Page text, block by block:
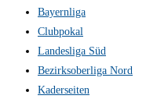
Bayernliga
Clubpokal
Landesliga Süd
Bezirksoberliga Nord
Kaderseiten